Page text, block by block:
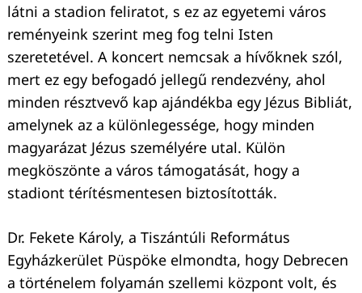
látni a stadion feliratot, s ez az egyetemi város
reményeink szerint meg fog telni Isten
szeretetével. A koncert nemcsak a hívőknek szól,
mert ez egy befogadó jellegű rendezvény, ahol
minden résztvevő kap ajándékba egy Jézus Bibliát,
amelynek az a különlegessége, hogy minden
magyarázat Jézus személyére utal. Külön
megköszönte a város támogatását, hogy a
stadiont térítésmentesen biztosították.
Dr. Fekete Károly, a Tiszántúli Református
Egyházkerület Püspöke elmondta, hogy Debrecen
a történelem folyamán szellemi központ volt, és